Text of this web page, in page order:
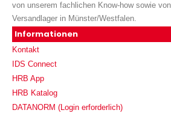
von unserem fachlichen Know-how sowie
Versandlager in Münster/Westfalen.
Informationen
Kontakt
IDS Connect
HRB App
HRB Katalog
DATANORM (Login erforderlich)